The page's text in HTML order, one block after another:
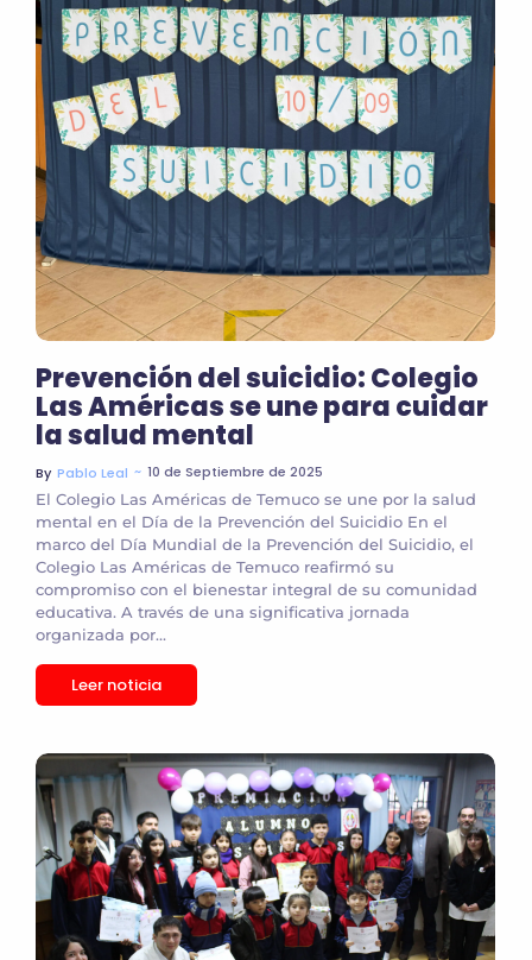
Prevención del suicidio: Colegio
Las Américas se une para cuidar
la salud mental
By Pablo Leal ~ 10 de Septiembre de 2025
El Colegio Las Américas de Temuco se une por la salud
mental en el Día de la Prevención del Suicidio En el
marco del Día Mundial de la Prevención del Suicidio, el
Colegio Las Américas de Temuco reafirmó su
compromiso con el bienestar integral de su comunidad
educativa. A través de una significativa jornada
organizada por...
Leer noticia